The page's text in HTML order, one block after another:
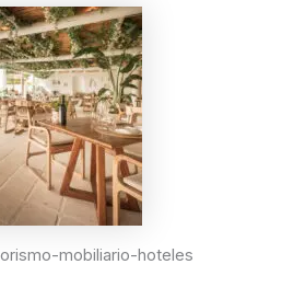
mobiliario-hoteles